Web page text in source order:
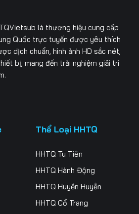
là thương hiệu cung cấp
Quốc trực tuyến được yêu thích
dịch chuẩn, hình ảnh HD sắc nét,
bị, mang đến trải nghiệm giải trí
Thể Loại HHTQ
HHTQ Tu Tiên
HHTQ Hành Động
HHTQ Huyền Huyễn
HHTQ Cổ Trang